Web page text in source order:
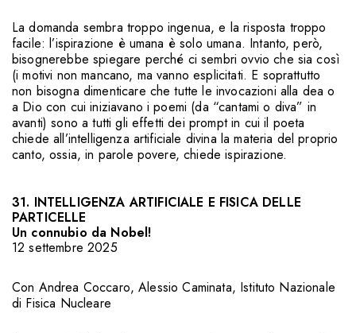
La domanda sembra troppo ingenua, e la risposta troppo
facile: l’ispirazione è umana è solo umana. Intanto, però,
bisognerebbe spiegare perché ci sembri ovvio che sia così
(i motivi non mancano, ma vanno esplicitati. E soprattutto
non bisogna dimenticare che tutte le invocazioni alla dea o
a Dio con cui iniziavano i poemi (da “cantami o diva” in
avanti) sono a tutti gli effetti dei prompt in cui il poeta
chiede all’intelligenza artificiale divina la materia del proprio
canto, ossia, in parole povere, chiede ispirazione.
31. INTELLIGENZA ARTIFICIALE E FISICA DELLE
PARTICELLE
Un connubio da Nobel!
12 settembre 2025
Con Andrea Coccaro,Alessio Caminata, Istituto Nazionale
di Fisica Nucleare